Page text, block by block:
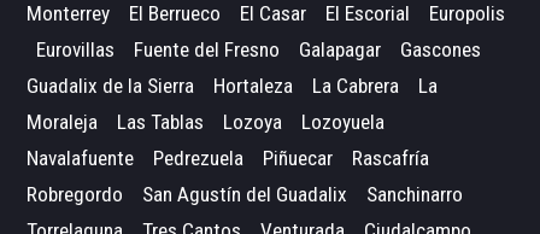
Monterrey
El Berrueco El Casar El Escorial
Europolis
Eurovillas
Fuente del Fresno Galapagar
Gascones
Guadalix de la Sierra
Hortaleza La Cabrera
La
Moraleja
Las Tablas Lozoya
Lozoyuela
Navalafuente
Pedrezuela Piñuecar
Rascafría
Robregordo
San Agustín del Guadalix
Sanchinarro